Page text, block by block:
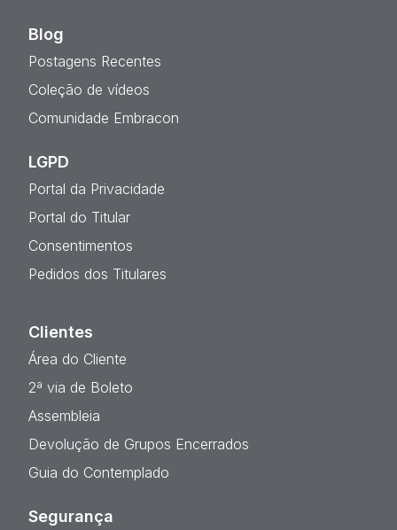
Blog
Postagens Recentes
Coleção de vídeos
Comunidade Embracon
LGPD
Portal da Privacidade
Portal do Titular
Consentimentos
Pedidos dos Titulares
Clientes
Área do Cliente
2ª via de Boleto
Assembleia
Devolução de Grupos Encerrados
Guia do Contemplado
Segurança